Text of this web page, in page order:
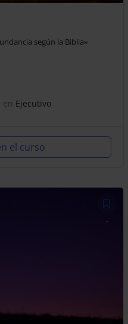
según la Biblia»
en Ejecutivo
el curso